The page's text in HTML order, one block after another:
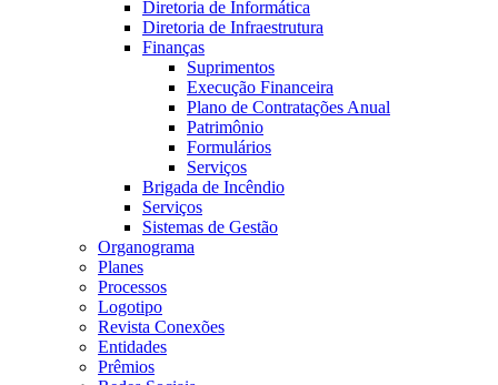
Diretoria de Informática
Diretoria de Infraestrutura
Finanças
Suprimentos
Execução Financeira
Plano de Contratações Anual
Patrimônio
Formulários
Serviços
Brigada de Incêndio
Serviços
Sistemas de Gestão
Organograma
Planes
Processos
Logotipo
Revista Conexões
Entidades
Prêmios